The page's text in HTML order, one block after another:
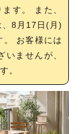
す。 また、
、8月17日(月)
。 お客様には
いませんが、
。